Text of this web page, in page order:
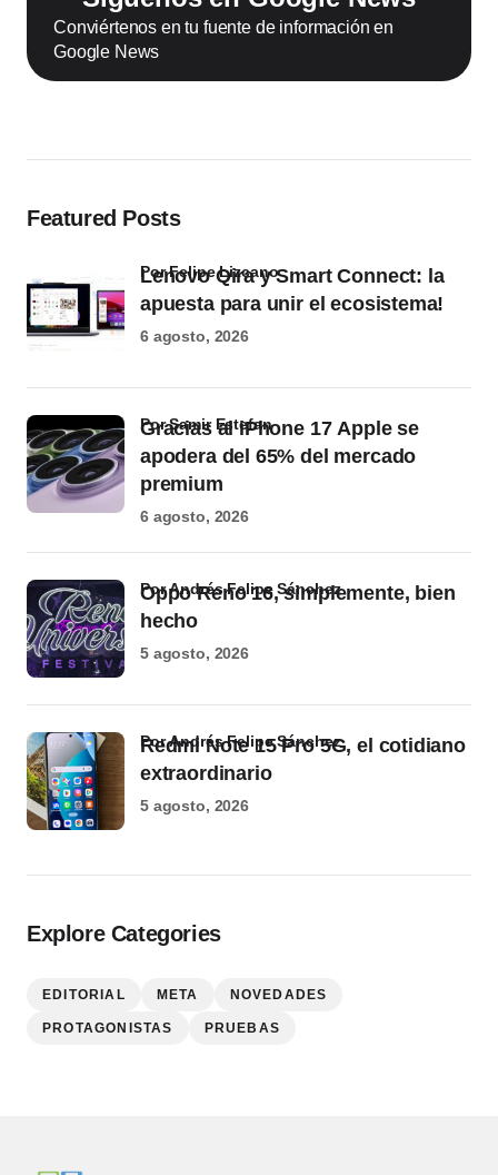
Conviértenos en tu fuente de información en
Google News
Featured Posts
Lenovo Qira y Smart Connect: la
apuesta para unir el ecosistema!
por Felipe Lizcano
6 agosto, 2026
Gracias al iPhone 17 Apple se
apodera del 65% del mercado
premium
por Samir Estefan
6 agosto, 2026
Oppo Reno 16, simplemente, bien
hecho
por Andrés Felipe Sánchez
5 agosto, 2026
Redmi Note 15 Pro 5G, el cotidiano
extraordinario
por Andrés Felipe Sánchez
5 agosto, 2026
Explore Categories
EDITORIAL META NOVEDADES
PROTAGONISTAS PRUEBAS